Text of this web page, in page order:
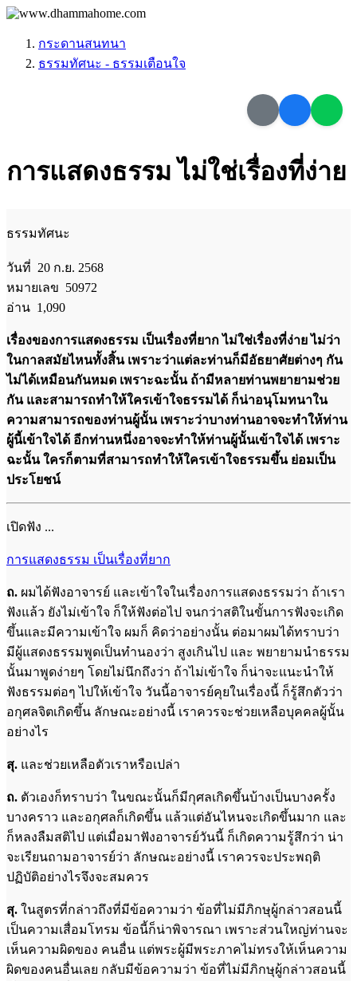
กระดานสนทนา
ธรรมทัศนะ - ธรรมเตือนใจ
การแสดงธรรม ไม่ใช่เรื่องที่ง่าย
ธรรมทัศนะ
วันที่ 20 ก.ย. 2568
หมายเลข 50972
อ่าน 1,090
เรื่องของการแสดงธรรม เป็นเรื่องที่ยาก ไม่ใช่เรื่องที่ง่าย ไม่ว่า
ในกาลสมัยไหนทั้งสิ้น เพราะว่าแต่ละท่านก็มีอัธยาศัยต่างๆ กัน
ไม่ได้เหมือนกันหมด เพราะฉะนั้น ถ้ามีหลายท่านพยายามช่วย
กัน และสามารถทำให้ใครเข้าใจธรรมได้ ก็น่าอนุโมทนาใน
ความสามารถของท่านผู้นั้น เพราะว่าบางท่านอาจจะทำให้ท่าน
ผู้นี้เข้าใจได้ อีกท่านหนึ่งอาจจะทำให้ท่านผู้นั้นเข้าใจได้ เพราะ
ฉะนั้น ใครก็ตามที่สามารถทำให้ใครเข้าใจธรรมขึ้น ย่อมเป็น
ประโยชน์
เปิดฟัง ...
การแสดงธรรม เป็นเรื่องที่ยาก
ถ. ผมได้ฟังอาจารย์ และเข้าใจในเรื่องการแสดงธรรมว่า ถ้าเรา
ฟังแล้ว ยังไม่เข้าใจ ก็ให้ฟังต่อไป จนกว่าสติในขั้นการฟังจะเกิด
ขึ้นและมีความเข้าใจ ผมก็ คิดว่าอย่างนั้น ต่อมาผมได้ทราบว่า
มีผู้แสดงธรรมพูดเป็นทำนองว่า สูงเกินไป และ พยายามนำธรรม
นั้นมาพูดง่ายๆ โดยไม่นึกถึงว่า ถ้าไม่เข้าใจ ก็น่าจะแนะนำให้
ฟังธรรมต่อๆ ไปให้เข้าใจ วันนี้อาจารย์คุยในเรื่องนี้ ก็รู้สึกตัวว่า
อกุศลจิตเกิดขึ้น ลักษณะอย่างนี้ เราควรจะช่วยเหลือบุคคลผู้นั้น
อย่างไร
สุ. และช่วยเหลือตัวเราหรือเปล่า
ถ. ตัวเองก็ทราบว่า ในขณะนั้นก็มีกุศลเกิดขึ้นบ้างเป็นบางครั้ง
บางคราว และอกุศลก็เกิดขึ้น แล้วแต่อันไหนจะเกิดขึ้นมาก และ
ก็หลงลืมสติไป แต่เมื่อมาฟังอาจารย์วันนี้ ก็เกิดความรู้สึกว่า น่า
จะเรียนถามอาจารย์ว่า ลักษณะอย่างนี้ เราควรจะประพฤติ
ปฏิบัติอย่างไรจึงจะสมควร
สุ. ในสูตรที่กล่าวถึงที่มีข้อความว่า ข้อที่ไม่มีภิกษุผู้กล่าวสอนนี้
เป็นความเสื่อมโทรม ข้อนี้ก็น่าพิจารณา เพราะส่วนใหญ่ท่านจะ
เห็นความผิดของ คนอื่น แต่พระผู้มีพระภาคไม่ทรงให้เห็นความ
ผิดของคนอื่นเลย กลับมีข้อความว่า ข้อที่ไม่มีภิกษุผู้กล่าวสอนนี้